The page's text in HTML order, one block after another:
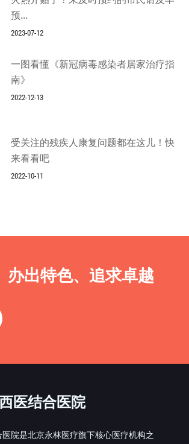
预...
2023-07-12
一图看懂《新冠病毒感染者居家治疗指
南》
2022-12-13
受关注的残疾人康复问题都在这儿！快
来看看吧
2022-10-11
办出特色、追求卓越
医结合医院
院是北京永林医疗旗下核心医疗机构之